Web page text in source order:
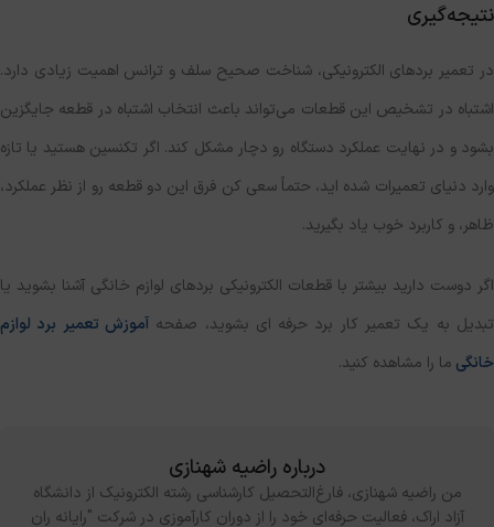
نتیجه‌گیری
در تعمیر بردهای الکترونیکی، شناخت صحیح سلف و ترانس اهمیت زیادی دارد.
اشتباه در تشخیص این قطعات می‌تواند باعث انتخاب اشتباه در قطعه‌ جایگزین
بشود و در نهایت عملکرد دستگاه رو دچار مشکل کند. اگر تکنسین هستید یا تازه
وارد دنیای تعمیرات شده اید، حتماً سعی کن فرق این دو قطعه رو از نظر عملکرد،
ظاهر، و کاربرد خوب یاد بگیرید.
اگر دوست دارید بیشتر با قطعات الکترونیکی بردهای لوازم خانگی آشنا بشوید یا
تبدیل به یک تعمیر کار برد حرفه ای بشوید، صفحهآموزش تعمیر برد لوازم
خانگی ما را مشاهده کنید.
درباره راضیه شهنازی
من راضیه شهنازی، فارغ‌التحصیل کارشناسی رشته الکترونیک از دانشگاه
آزاد اراک، فعالیت حرفه‌ای خود را از دوران کارآموزی در شرکت "رایانه ران